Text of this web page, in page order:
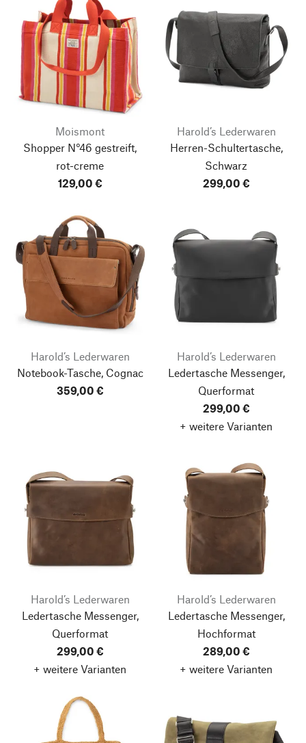
Moismont
Shopper N°46 gestreift,
rot-creme
129,00 €
Harold’s Lederwaren
Herren-Schultertasche,
Schwarz
299,00 €
Harold’s Lederwaren
Notebook-Tasche, Cognac
359,00 €
Harold’s Lederwaren
Ledertasche Messenger,
Querformat
299,00 €
+ weitere Varianten
Harold’s Lederwaren
Ledertasche Messenger,
Querformat
299,00 €
+ weitere Varianten
Harold’s Lederwaren
Ledertasche Messenger,
Hochformat
289,00 €
+ weitere Varianten